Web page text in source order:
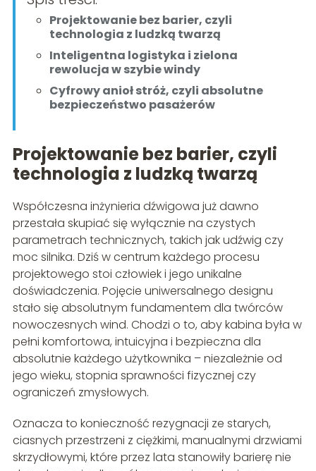
Projektowanie bez barier, czyli
technologia z ludzką twarzą
Inteligentna logistyka i zielona
rewolucja w szybie windy
Cyfrowy anioł stróż, czyli absolutne
bezpieczeństwo pasażerów
Projektowanie bez barier, czyli
technologia z ludzką twarzą
Współczesna inżynieria dźwigowa już dawno
przestała skupiać się wyłącznie na czystych
parametrach technicznych, takich jak udźwig czy
moc silnika. Dziś w centrum każdego procesu
projektowego stoi człowiek i jego unikalne
doświadczenia. Pojęcie uniwersalnego designu
stało się absolutnym fundamentem dla twórców
nowoczesnych wind. Chodzi o to, aby kabina była w
pełni komfortowa, intuicyjna i bezpieczna dla
absolutnie każdego użytkownika – niezależnie od
jego wieku, stopnia sprawności fizycznej czy
ograniczeń zmysłowych.
Oznacza to konieczność rezygnacji ze starych,
ciasnych przestrzeni z ciężkimi, manualnymi drzwiami
skrzydłowymi, które przez lata stanowiły barierę nie